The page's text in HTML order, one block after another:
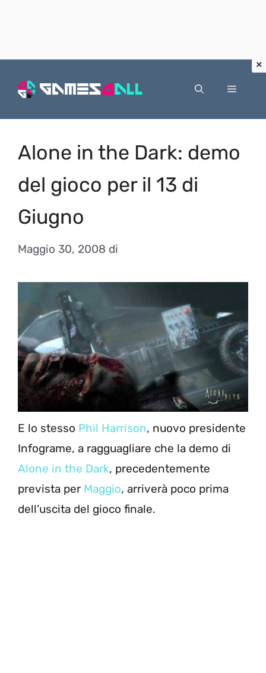
Menu
Alone in the Dark: demo
del gioco per il 13 di
Giugno
Maggio 30, 2008 di
E lo stesso Phil Harrison, nuovo presidente
Infograme, a ragguagliare che la demo di
Alone in the Dark, precedentemente
prevista per Maggio, arriverà poco prima
dell’uscita del gioco finale.